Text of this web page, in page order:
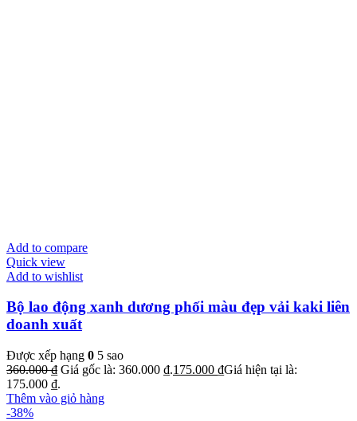
Add to compare
Quick view
Add to wishlist
Bộ lao động xanh dương phối màu đẹp vải kaki liên
doanh xuất
Được xếp hạng 0 5 sao
360.000₫ Giá gốc là: 360.000 ₫.175.000 ₫Giá hiện tại là:
175.000 ₫.
Thêm vào giỏ hàng
-38%